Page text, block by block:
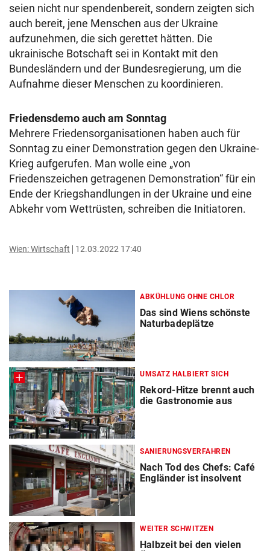
seien nicht nur spendenbereit, sondern zeigten sich
auch bereit, jene Menschen aus der Ukraine
aufzunehmen, die sich gerettet hätten. Die
ukrainische Botschaft sei in Kontakt mit den
Bundesländern und der Bundesregierung, um die
Aufnahme dieser Menschen zu koordinieren.
Friedensdemo auch am Sonntag
Mehrere Friedensorganisationen haben auch für
Sonntag zu einer Demonstration gegen den Ukraine-
Krieg aufgerufen. Man wolle eine „von
Friedenszeichen getragenen Demonstration“ für ein
Ende der Kriegshandlungen in der Ukraine und eine
Abkehr vom Wettrüsten, schreiben die Initiatoren.
Wien: Wirtschaft 12.03.2022 17:40
ABKÜHLUNG OHNE CHLOR
Das sind Wiens schönste
Naturbadeplätze
UMSATZ HALBIERT SICH
Rekord-Hitze brennt auch
die Gastronomie aus
SANIERUNGSVERFAHREN
Nach Tod des Chefs: Café
Engländer ist insolvent
WEITER SCHWITZEN
Halbzeit bei den vielen